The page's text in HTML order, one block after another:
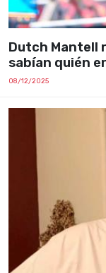
Dutch Mantell
sabían quién
08/12/2025